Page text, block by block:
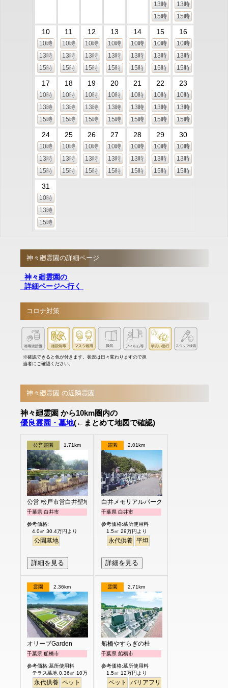
13時
15時
13時
15時
10
10時
13時
15時
11
10時
13時
15時
12
10時
13時
15時
13
10時
13時
15時
14
10時
13時
15時
15
10時
13時
15時
16
10時
13時
15時
17
10時
13時
15時
18
10時
13時
15時
19
10時
13時
15時
20
10時
13時
15時
21
10時
13時
15時
22
10時
13時
15時
23
10時
13時
15時
24
10時
13時
15時
25
10時
13時
15時
26
10時
13時
15時
27
10時
13時
15時
28
10時
13時
15時
29
10時
13時
15時
30
10時
13時
15時
31
10時
13時
15時
神々廻霊園の詳細ページ
神々廻霊園の
詳細ページへ行く
コロナ対策
※確認できると色が付きます。状況は日々変わりますので担
当者にご確認ください。
神々廻霊園 の近隣霊園
神々廻霊園 から10km圏内の
優良霊園・墓地(←まとめて地図で確認)
公営霊園 1.71km
公営 松戸市営白井聖地公園
千葉県 白井市
参考価格:
4.0㎡ 30.4万円より
公園墓地
詳細を見る
霊園 2.01km
白井メモリアルパーク
千葉県 白井市
参考価格:墓所使用料
1.5㎡ 29万円より
永代供養 平坦
詳細を見る
霊園 2.36km
オリーブGarden
千葉県 船橋市
参考価格:墓所使用料
テラス墓地 0.36㎡ 10万円より
永代供養 ペット
霊園 2.71km
船橋やすらぎの杜
千葉県 船橋市
参考価格:墓所使用料
1.5㎡ 12万円より
ペット バリアフリー